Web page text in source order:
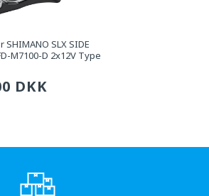
SHIMANO SLX SIDE
M7100-D 2x12V Type
DKK